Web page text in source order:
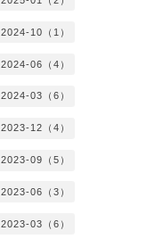
2024-10（1）
2024-06（4）
2024-03（6）
2023-12（4）
2023-09（5）
2023-06（3）
2023-03（6）